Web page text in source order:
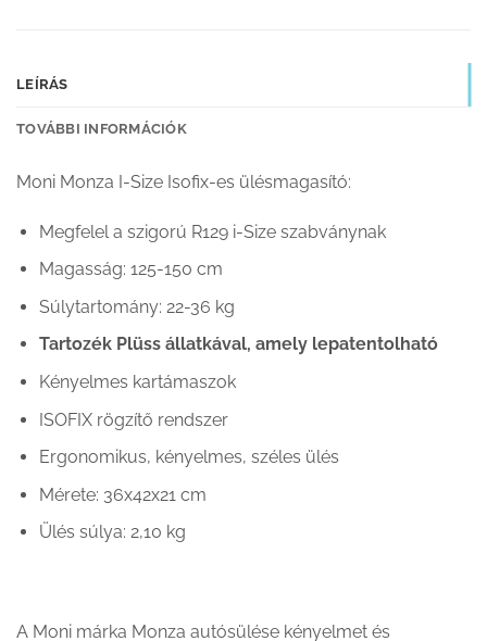
LEÍRÁS
TOVÁBBI INFORMÁCIÓK
Moni Monza I-Size Isofix-es ülésmagasító:
Megfelel a szigorú R129 i-Size szabványnak
Magasság: 125-150 cm
Súlytartomány: 22-36 kg
Tartozék Plüss állatkával, amely lepatentolható
Kényelmes kartámaszok
ISOFIX rögzítő rendszer
Ergonomikus, kényelmes, széles ülés
Mérete: 36x42x21 cm
Ülés súlya: 2,10 kg
A Moni márka Monza autósülése kényelmet és